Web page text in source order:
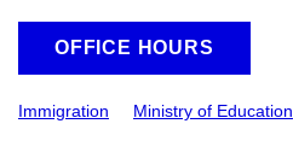
OFFICE HOURS
Immigration Ministry of Education